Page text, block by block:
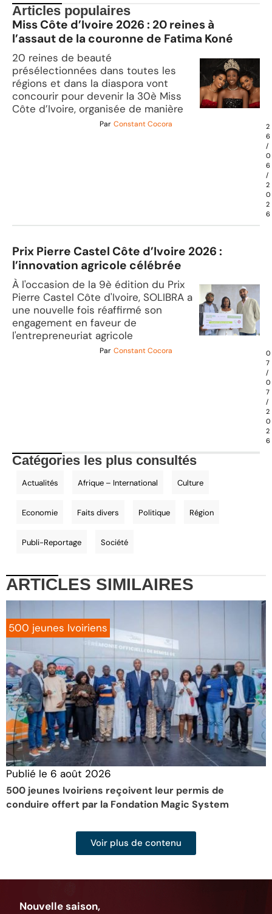
Articles populaires
Miss Côte d’Ivoire 2026 : 20 reines à
l’assaut de la couronne de Fatima Koné
20 reines de beauté
présélectionnées dans toutes les
régions et dans la diaspora vont
concourir pour devenir la 30è Miss
Côte d’Ivoire, organisée de manière
Par Constant Cocora
2
6
/
0
6
/
2
0
2
6
Prix Pierre Castel Côte d’Ivoire 2026 :
l’innovation agricole célébrée
À l'occasion de la 9è édition du Prix
Pierre Castel Côte d'Ivoire, SOLIBRA a
une nouvelle fois réaffirmé son
engagement en faveur de
l'entrepreneuriat agricole
Par Constant Cocora
0
7
/
0
7
/
2
0
2
6
Catégories les plus consultés
Actualités Afrique – International Culture
Economie Faits divers Politique Région
Publi-Reportage Société
ARTICLES SIMILAIRES
500 jeunes Ivoiriens
Publié le 6 août 2026
500 jeunes Ivoiriens reçoivent leur permis de
conduire offert par la Fondation Magic System
Voir plus de contenu
Nouvelle saison,